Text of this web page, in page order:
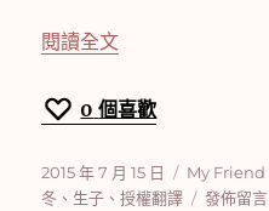
閱讀全文〈[授權翻譯]【
0 個喜歡
發
佈
2015 年 7 月 15 日
分
類
My
冬 、 生子 、授權翻譯
在
發佈留言